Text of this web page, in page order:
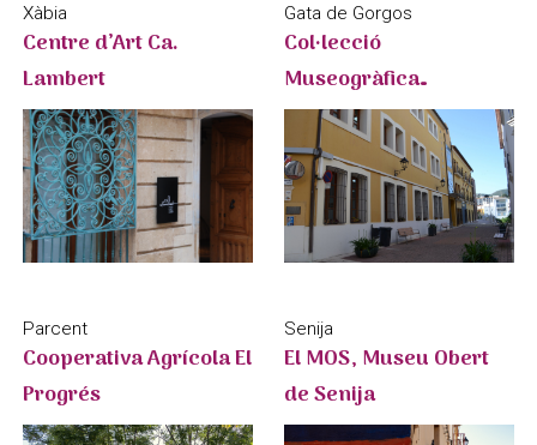
Xàbia
Centre d’Art Ca.
Lambert
Gata de Gorgos
Col·lecció
Museogràfica
Municipal
Parcent
Cooperativa Agrícola El
Progrés
Senija
El MOS, Museu Obert
de Senija